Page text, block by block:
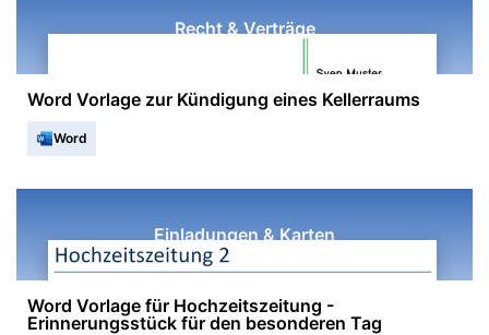
Recht & Verträge
Word Vorlage zur Kündigung eines Kellerraums
Word
Einladungen & Karten
Word Vorlage für Hochzeitszeitung -
Erinnerungsstück für den besonderen Tag